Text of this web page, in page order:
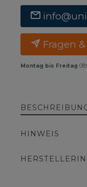
Fragen
Montag bis Freitag
HINWEIS